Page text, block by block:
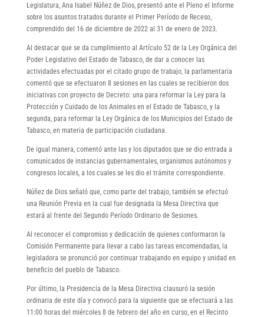
Legislatura, Ana Isabel Núñez de Dios, presentó ante el Pleno el Informe
sobre los asuntos tratados durante el Primer Período de Receso,
comprendido del 16 de diciembre de 2022 al 31 de enero de 2023.
Al destacar que se da cumplimiento al Artículo 52 de la Ley Orgánica del
Poder Legislativo del Estado de Tabasco, de dar a conocer las
actividades efectuadas por el citado grupo de trabajo, la parlamentaria
comentó que se efectuaron 8 sesiones en las cuales se recibieron dos
iniciativas con proyecto de Decreto: una para reformar la Ley para la
Protección y Cuidado de los Animales en el Estado de Tabasco, y la
segunda, para reformar la Ley Orgánica de los Municipios del Estado de
Tabasco, en materia de participación ciudadana.
De igual manera, comentó ante las y los diputados que se dio entrada a
comunicados de instancias gubernamentales, organismos autónomos y
congresos locales, a los cuales se les dio el trámite correspondiente.
Núñez de Dios señaló que, como parte del trabajo, también se efectuó
una Reunión Previa en la cual fue designada la Mesa Directiva que
estará al frente del Segundo Período Ordinario de Sesiones.
Al reconocer el compromiso y dedicación de quienes conformaron la
Comisión Permanente para llevar a cabo las tareas encomendadas, la
legisladora se pronunció por continuar trabajando en equipo y unidad en
beneficio del pueblo de Tabasco.
Por último, la Presidencia de la Mesa Directiva clausuró la sesión
ordinaria de este día y convocó para la siguiente que se efectuará a las
11:00 horas del miércoles 8 de febrero del año en curso, en el Recinto